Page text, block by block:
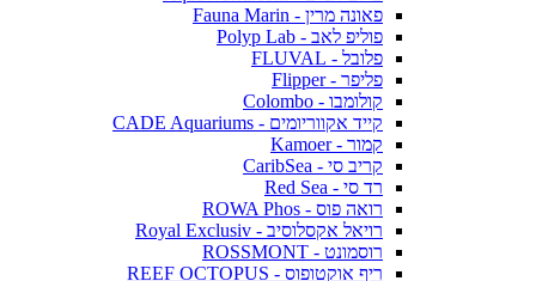
פאונה מרין - Fauna Marin
פוליפ לאב - Polyp Lab
פלובל - FLUVAL
פליפר - Flipper
קולומבו - Colombo
קייד אקווריומים - CADE Aquariums
קמור - Kamoer
קריב סי - CaribSea
רד סי - Red Sea
רואה פוס - ROWA Phos
רויאל אקסלוסיב - Royal Exclusiv
רוסמונט - ROSSMONT
ריף אוקטופוס - REEF OCTOPUS